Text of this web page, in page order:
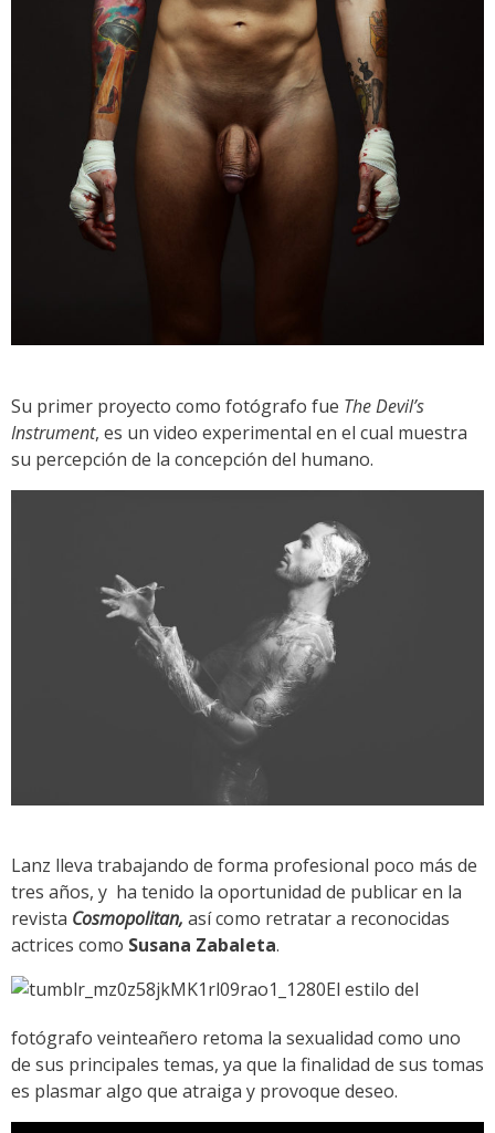
Su primer proyecto como fotógrafo fue The Devil’s
Instrument, es un video experimental en el cual muestra
su percepción de la concepción del humano.
Lanz lleva trabajando de forma profesional poco más de
tres años, y ha tenido la oportunidad de publicar en la
revista Cosmopolitan, así como retratar a reconocidas
actrices como Susana Zabaleta.
El estilo del
fotógrafo veinteañero retoma la sexualidad como uno
de sus principales temas, ya que la finalidad de sus tomas
es plasmar algo que atraiga y provoque deseo.